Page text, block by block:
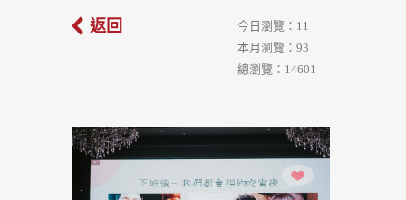
今日瀏覽：11
本月瀏覽：93
總瀏覽：14601
返回